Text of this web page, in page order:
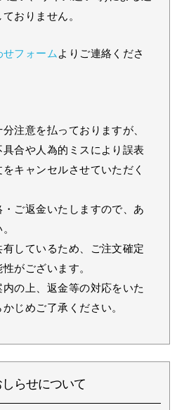
おりません。
せフォーム よりご連絡くださ
注意を払っておりますが、
合や人為的ミスにより誤表
キャンセルさせていただく
ご返金いたしますので、あ
有しているため、ご注文確定
がございます。
の上、返金等の対応をいた
じめご了承ください。
らせについて